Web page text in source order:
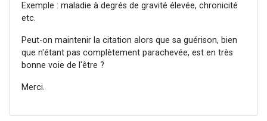
Exemple : maladie à degrés de gravité élevée, chronicité
etc.
Peut-on maintenir la citation alors que sa guérison, bien
que n'étant pas complètement parachevée, est en très
bonne voie de l'être ?
Merci.